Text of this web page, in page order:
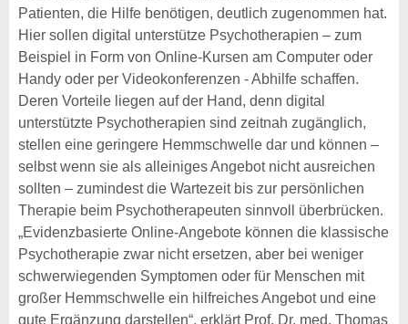
Patienten, die Hilfe benötigen, deutlich zugenommen hat.
Hier sollen digital unterstütze Psychotherapien – zum
Beispiel in Form von Online-Kursen am Computer oder
Handy oder per Videokonferenzen - Abhilfe schaffen.
Deren Vorteile liegen auf der Hand, denn digital
unterstützte Psychotherapien sind zeitnah zugänglich,
stellen eine geringere Hemmschwelle dar und können –
selbst wenn sie als alleiniges Angebot nicht ausreichen
sollten – zumindest die Wartezeit bis zur persönlichen
Therapie beim Psychotherapeuten sinnvoll überbrücken.
„Evidenzbasierte Online-Angebote können die klassische
Psychotherapie zwar nicht ersetzen, aber bei weniger
schwerwiegenden Symptomen oder für Menschen mit
großer Hemmschwelle ein hilfreiches Angebot und eine
gute Ergänzung darstellen“, erklärt Prof. Dr. med. Thomas